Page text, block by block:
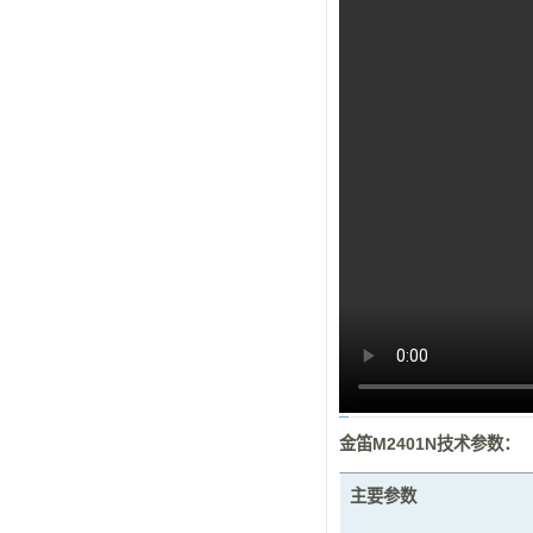
金笛M2401N技术参数：
主要参数